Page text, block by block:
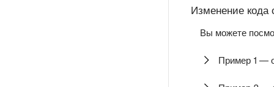
Изменение кода
Вы можете
Пример 1 —